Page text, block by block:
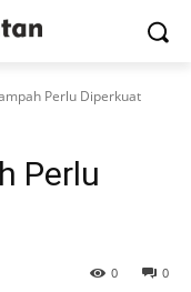
Perlu Diperkuat
Perlu
0
0